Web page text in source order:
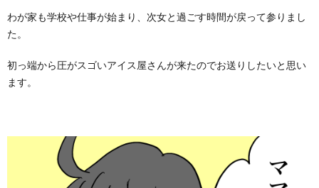
わが家も学校や仕事が始まり、次女と過ごす時間が戻って参りまし
た。
初っ端から圧がスゴいアイス屋さんが来たのでお送りしたいと思い
ます。